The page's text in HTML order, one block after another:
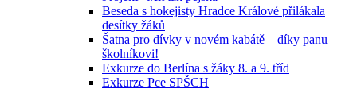
Beseda s hokejisty Hradce Králové přilákala
desítky žáků
Šatna pro dívky v novém kabátě – díky panu
školníkovi!
Exkurze do Berlína s žáky 8. a 9. tříd
Exkurze Pce SPŠCH